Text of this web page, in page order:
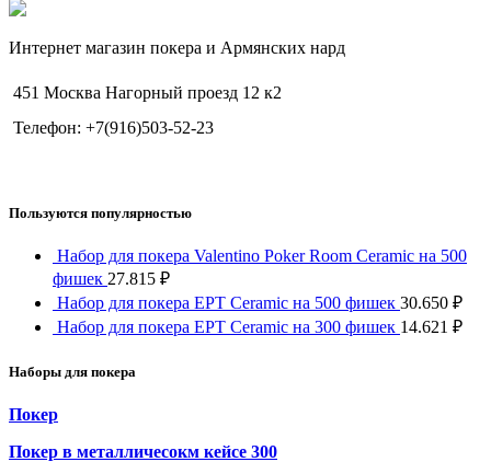
Интернет магазин покера и Армянских нард
451 Москва Нагорный проезд 12 к2
Телефон: +7(916)503-52-23
Пользуются популярностью
Набор для покера Valentino Poker Room Ceramic на 500
фишек 27.815 ₽
Набор для покера EPT Ceramic на 500 фишек 30.650 ₽
Набор для покера EPT Ceramic на 300 фишек 14.621 ₽
Наборы для покера
Покер
Покер в металличесокм кейсе 300